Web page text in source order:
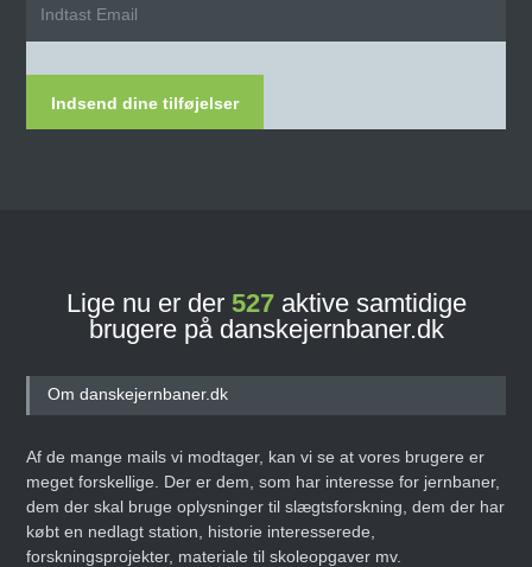
Indsend dine tilføjelser
Lige nu er der 527aktive samtidige
brugere på danskejernbaner.dk
Om danskejernbaner.dk
Af de mange mails vi modtager, kan vi se at vores brugere er
meget forskellige. Der er dem, som har interesse for jernbaner,
dem der skal bruge oplysninger til slægtsforskning, dem der har
købt en nedlagt station, historie interesserede,
forskningsprojekter, materiale til skoleopgaver mv.